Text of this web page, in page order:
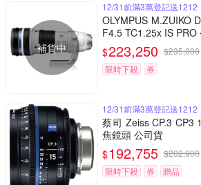
補貨中
12/31前滿3萬登記送1212
OLYMPUS M.ZUIKO
F4.5 TC1.25x IS PRO
$223,250 $235,000
限時下殺
券
12/31前滿3萬登記送1212
蔡司 Zeiss CP.3 CP3
焦鏡頭 公司貨
$192,755 $202,900
限時下殺
券 贈品